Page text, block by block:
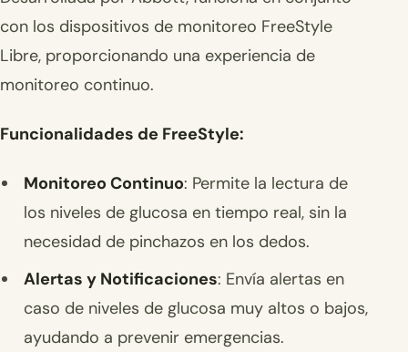
con los dispositivos de monitoreo FreeStyle
Libre, proporcionando una experiencia de
monitoreo continuo.
Funcionalidades de FreeStyle:
Monitoreo Continuo: Permite la lectura de
los niveles de glucosa en tiempo real, sin la
necesidad de pinchazos en los dedos.
Alertas y Notificaciones: Envía alertas en
caso de niveles de glucosa muy altos o bajos,
ayudando a prevenir emergencias.